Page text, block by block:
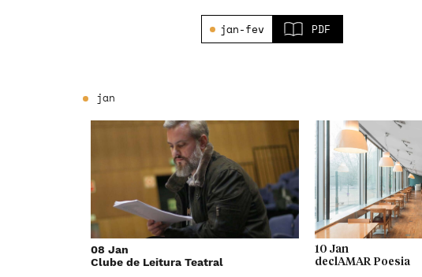
jan-fev PDF
jan
08 Jan
Clube de Leitura Teatral
10 Jan
declAMAR Poesia